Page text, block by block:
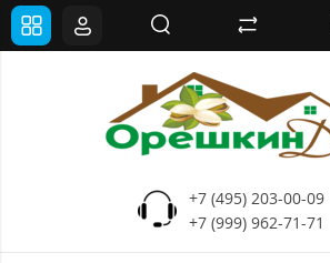
+7 (495) 203-00-09
+7 (999) 962-71-71